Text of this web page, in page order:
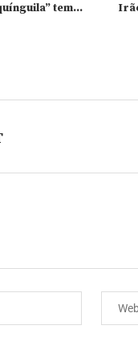
tem...